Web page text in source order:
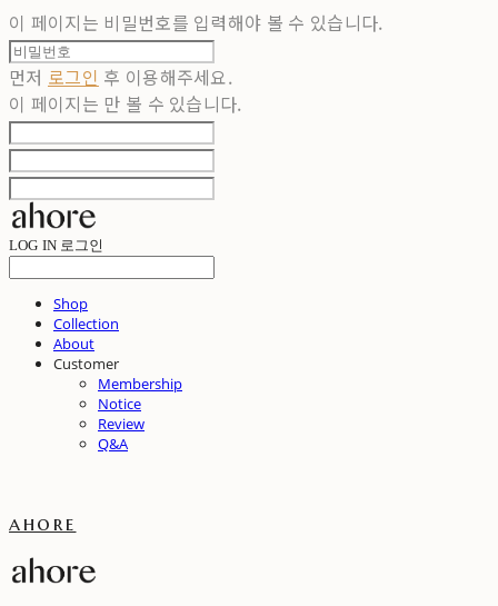
이 페이지는 비밀번호를 입력해야 볼 수 있습니다.
먼저 로그인 후 이용해주세요.
이 페이지는 만 볼 수 있습니다.
LOG IN 로그인
Shop
Collection
About
Customer
Membership
Notice
Review
Q&A
ahore